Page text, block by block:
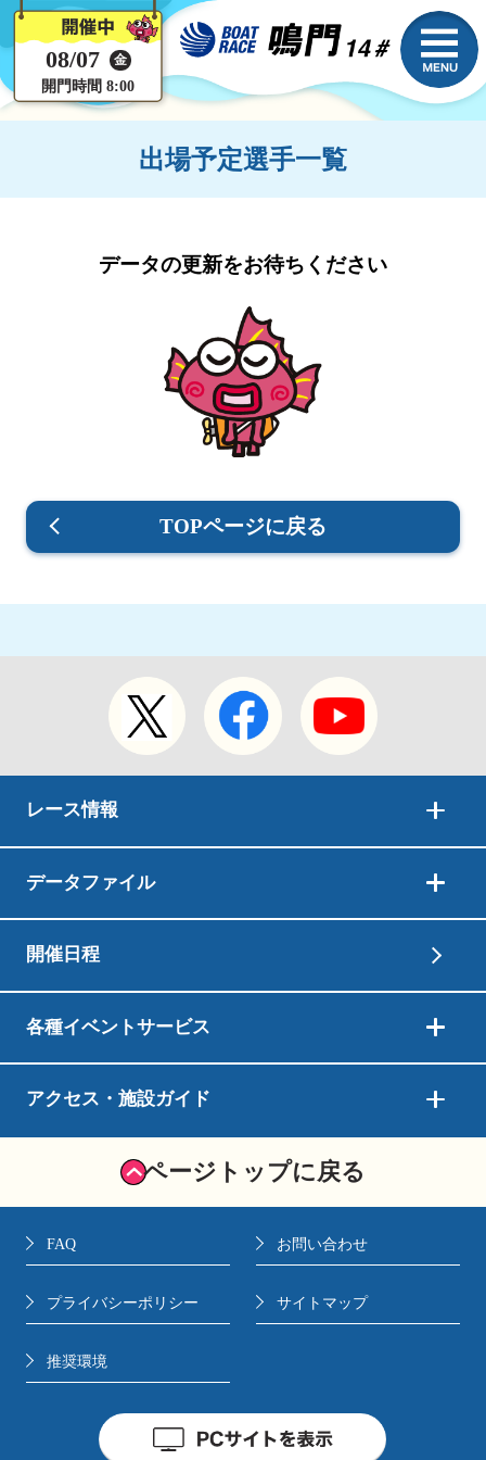
08/07 金
開門時間 8:00
出場予定選手一覧
データの更新をお待ちください
TOPページに戻る
レース情報
データファイル
開催日程
各種イベントサービス
アクセス・施設ガイド
ページトップに戻る
FAQ お問い合わせ
プライバシーポリシー サイトマップ
推奨環境